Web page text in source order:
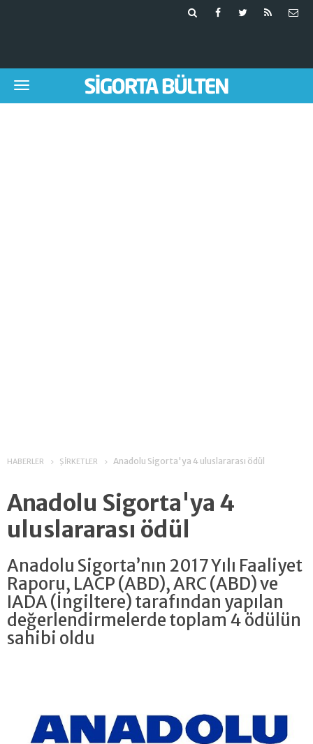
HABERLER ŞİRKETLER Anadolu Sigorta'ya 4 uluslararası ödül
Anadolu Sigorta'ya 4
uluslararası ödül
Anadolu Sigorta’nın 2017 Yılı Faaliyet
Raporu, LACP (ABD), ARC (ABD) ve
IADA (İngiltere) tarafından yapılan
değerlendirmelerde toplam 4 ödülün
sahibi oldu